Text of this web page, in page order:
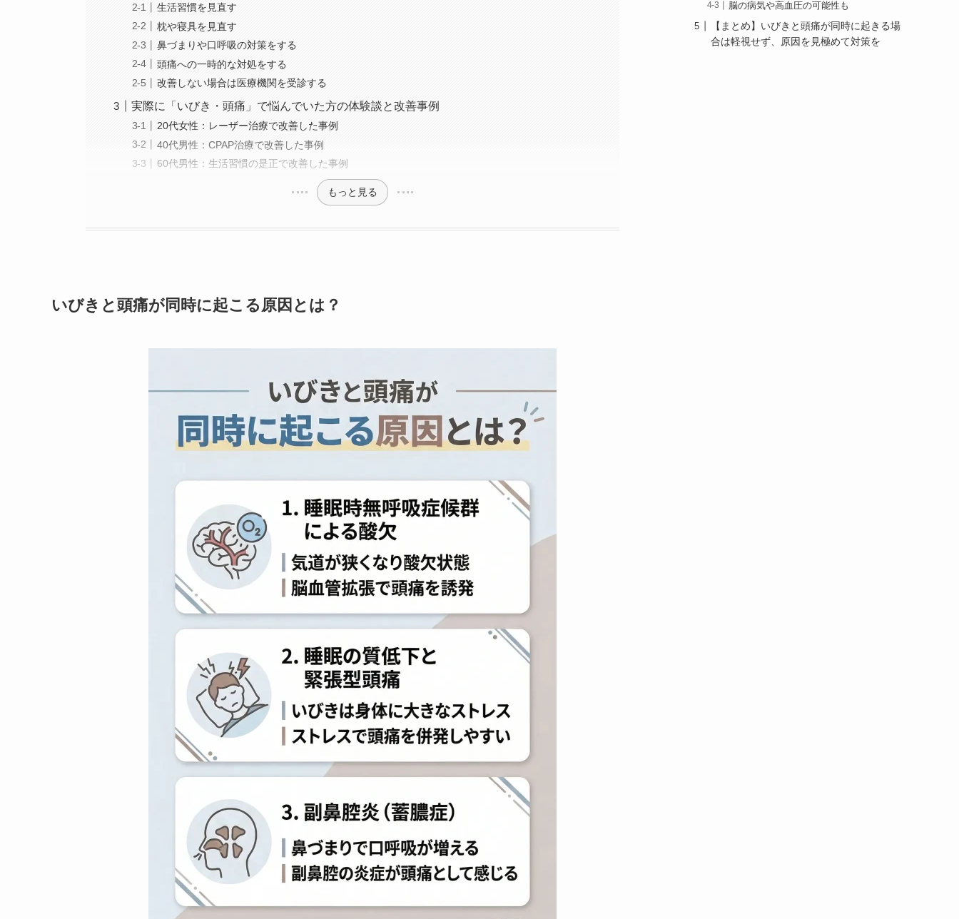
生活習慣を見直す
枕や寝具を見直す
鼻づまりや口呼吸の対策をする
頭痛への一時的な対処をする
改善しない場合は医療機関を受診する
実際に「いびき・頭痛」で悩んでいた方の体験談と改善事例
20代女性：レーザー治療で改善した事例
40代男性：CPAP治療で改善した事例
60代男性：生活習慣の是正で改善した事例
もっと見る
いびきと頭痛が同時に起こる原因とは？
脳の病気や高血圧の可能性も
【まとめ】いびきと頭痛が同時に起きる場
合は軽視せず、原因を見極めて対策を